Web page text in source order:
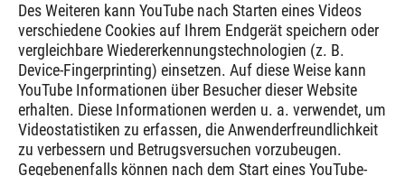
Des Weiteren kann YouTube nach Starten eines Videos
verschiedene Cookies auf Ihrem Endgerät speichern oder
vergleichbare Wiedererkennungstechnologien (z. B.
Device-Fingerprinting) einsetzen. Auf diese Weise kann
YouTube Informationen über Besucher dieser Website
erhalten. Diese Informationen werden u. a. verwendet, um
Videostatistiken zu erfassen, die Anwenderfreundlichkeit
zu verbessern und Betrugsversuchen vorzubeugen.
Gegebenenfalls können nach dem Start eines YouTube-